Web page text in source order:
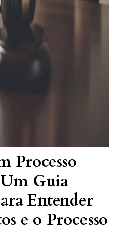
Processo
Guia
Entender
e o Processo